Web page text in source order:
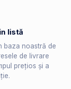
listă
baza noastră de
de livrare
prețios și a